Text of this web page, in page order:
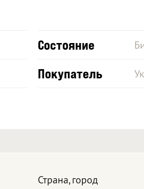
Состояние
Покупатель
Страна, город